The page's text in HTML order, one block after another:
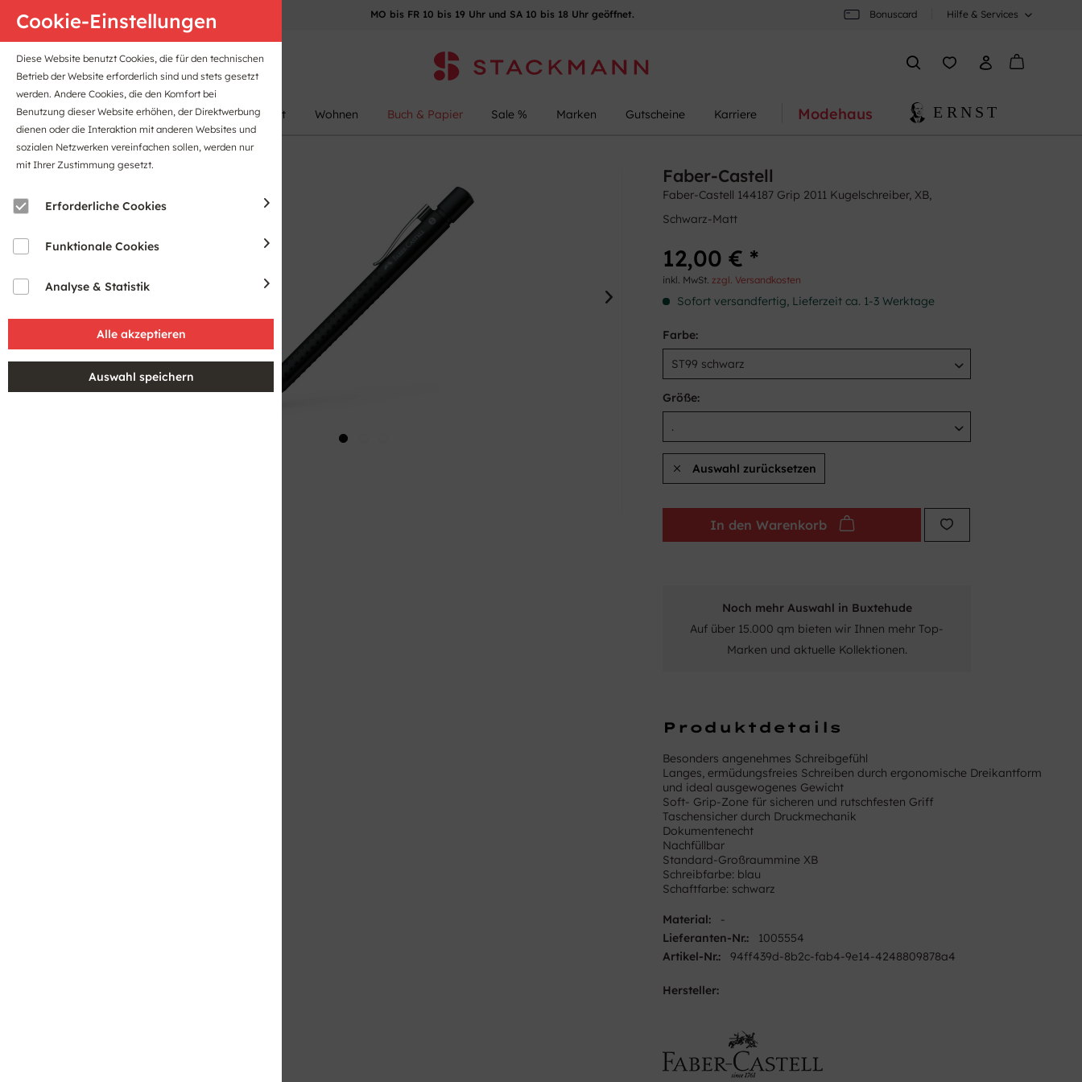
Anfahrt B2B-Portal MO bis FR 10 bis 19 Uhr und SA 10 bis 18 Uhr geöffnet. Bonuscard Hilfe & Services
Damen Herren Kinder Sport Wohnen Buch & Papier Sale % Marken Gutscheine Karriere Modehaus
Cookie-Einstellungen
Diese Website benutzt Cookies, die für den technischen
Betrieb der Website erforderlich sind und stets gesetzt
werden. Andere Cookies, die den Komfort bei
Benutzung dieser Website erhöhen, der Direktwerbung
dienen oder die Interaktion mit anderen Websites und
sozialen Netzwerken vereinfachen sollen, werden nur
mit Ihrer Zustimmung gesetzt.
Erforderliche Cookies
Funktionale Cookies
Analyse & Statistik
Faber-Castell
Faber-Castell 144187 Grip 2011 Kugelschreiber, XB,
Schwarz-Matt
12,00 € *
inkl. MwSt.zzgl. Versandkosten
Sofort versandfertig, Lieferzeit ca. 1-3 Werktage
Farbe:
Größe:
Auswahl zurücksetzen
In den Warenkorb
Noch mehr Auswahl in Buxtehude
Auf über 15.000 qm bieten wir Ihnen mehr Top-
Marken und aktuelle Kollektionen.
Produktdetails
Besonders angenehmes Schreibgefühl
Langes, ermüdungsfreies Schreiben durch ergonomische Dreikantform
und ideal ausgewogenes Gewicht
Soft- Grip-Zone für sicheren und rutschfesten Griff
Taschensicher durch Druckmechanik
Dokumentenecht
Nachfüllbar
Standard-Großraummine XB
Schreibfarbe: blau
Schaftfarbe: schwarz
Material:
-
Lieferanten-Nr.:
1005554
Artikel-Nr.:
94ff439d-8b2c-fab4-9e14-4248809878a4
Hersteller: